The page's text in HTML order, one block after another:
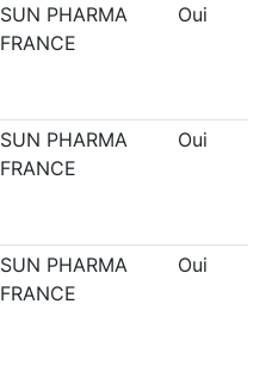
SUN PHARMA
FRANCE
Oui
SUN PHARMA
FRANCE
Oui
SUN PHARMA
FRANCE
Oui